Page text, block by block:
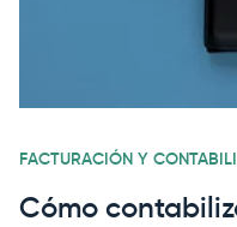
FACTURACIÓN Y
Cómo